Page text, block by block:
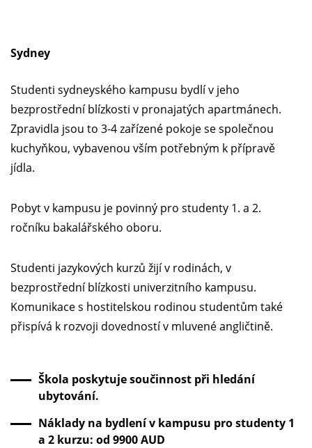
Sydney
Studenti sydneyského kampusu bydlí v jeho
bezprostřední blízkosti v pronajatých apartmánech.
Zpravidla jsou to 3-4 zařízené pokoje se společnou
kuchyňkou, vybavenou vším potřebným k přípravě
jídla.
Pobyt v kampusu je povinný pro studenty 1. a 2.
ročníku bakalářského oboru.
Studenti jazykových kurzů žijí v rodinách, v
bezprostřední blízkosti univerzitního kampusu.
Komunikace s hostitelskou rodinou studentům také
přispívá k rozvoji dovedností v mluvené angličtině.
Škola poskytuje součinnost při hledání
ubytování.
Náklady na bydlení v kampusu pro studenty 1
a 2 kurzu: od 9900 AUD